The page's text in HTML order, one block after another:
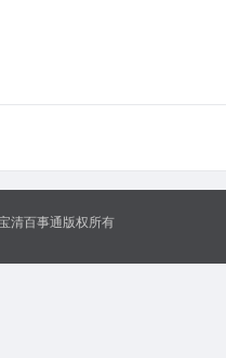
清百事通版权所有